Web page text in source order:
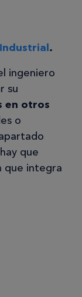
.
ingeniero
su
en otros
o
que
que integra